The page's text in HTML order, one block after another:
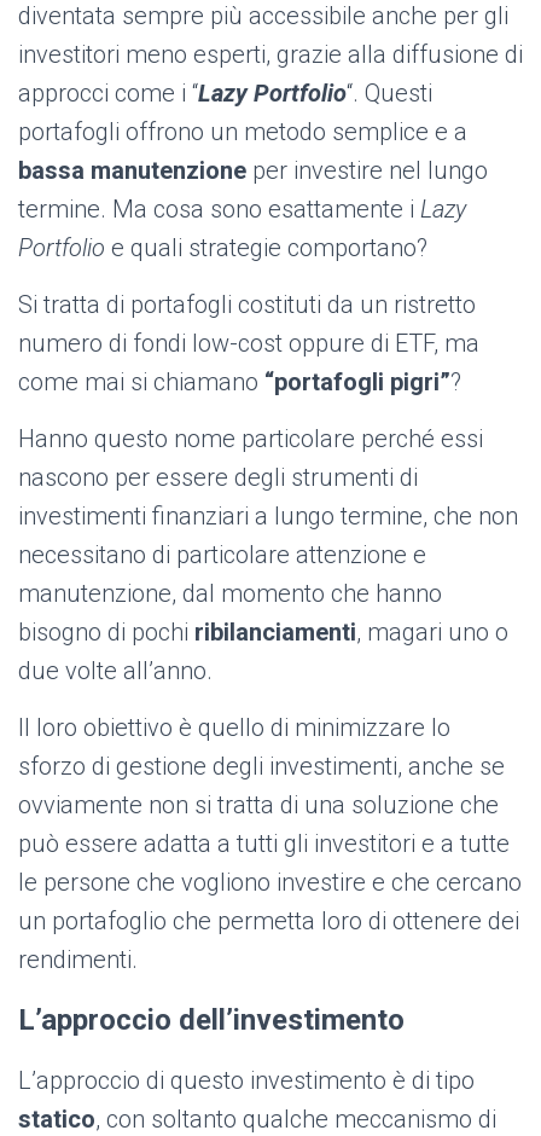
diventata sempre più accessibile anche per gli
investitori meno esperti, grazie alla diffusione di
approcci come i “Lazy Portfolio“. Questi
portafogli offrono un metodo semplice e a
bassa manutenzione per investire nel lungo
termine. Ma cosa sono esattamente i Lazy
Portfolio e quali strategie comportano?
Si tratta di portafogli costituti da un ristretto
numero di fondi low-cost oppure di ETF, ma
come mai si chiamano “portafogli pigri”?
Hanno questo nome particolare perché essi
nascono per essere degli strumenti di
investimenti finanziari a lungo termine, che non
necessitano di particolare attenzione e
manutenzione, dal momento che hanno
bisogno di pochi ribilanciamenti, magari uno o
due volte all’anno.
Il loro obiettivo è quello di minimizzare lo
sforzo di gestione degli investimenti, anche se
ovviamente non si tratta di una soluzione che
può essere adatta a tutti gli investitori e a tutte
le persone che vogliono investire e che cercano
un portafoglio che permetta loro di ottenere dei
rendimenti.
L’approccio dell’investimento
L’approccio di questo investimento è di tipo
statico, con soltanto qualche meccanismo di